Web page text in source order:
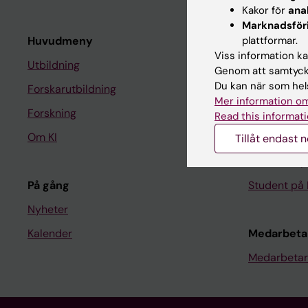
Huvudmeny
Utbildning
Forskarutbildning
Forskning
Om KI
På gång
Nyheter
Kalender
Student
Ladok
Canvas
Schema
Student på
Kakor för
plattformar.
Viss information
Genom att
Du kan när som
Mer information
Read this
Tillåt endast